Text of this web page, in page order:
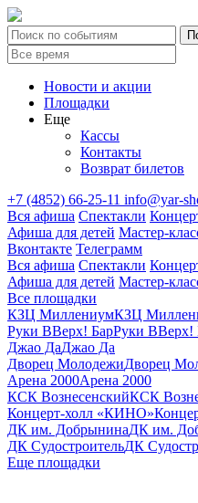
Новости и акции
Площадки
Еще
Кассы
Контакты
Возврат билетов
+7 (4852) 66-25-11 info@yar-
Вся афиша Спектакли
Афиша для детей Мастер-
Вконтакте Телеграмм
Вся афиша Спектакли
Афиша для детей Мастер-
Все площадки
КЗЦ МиллениумКЗЦ
Руки ВВерх! БарРуки ВВерх!
Джао ДаДжао Да
Дворец МолодежиДворец
Арена 2000Арена 2000
КСК ВознесенскийКСК
Концерт-холл «КИНО»
ДК им. ДобрынинаДК им.
ДК СудостроительДК
Еще площадки